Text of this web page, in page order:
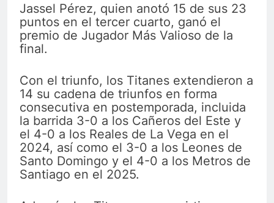
Jassel Pérez, quien anotó 15 de sus 23
puntos en el tercer cuarto, ganó el
premio de Jugador Más Valioso de la
final.
Con el triunfo, los Titanes extendieron a
14 su cadena de triunfos en forma
consecutiva en postemporada, incluida
la barrida 3-0 a los Cañeros del Este y
el 4-0 a los Reales de La Vega en el
2024, así como el 3-0 a los Leones de
Santo Domingo y el 4-0 a los Metros de
Santiago en el 2025.